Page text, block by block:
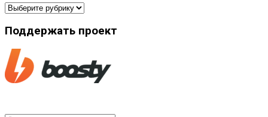
Рубрики
Поддержать проект